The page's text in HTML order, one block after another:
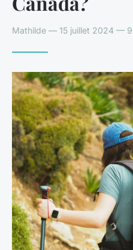
Mathilde — 15 juillet 2024 — 9